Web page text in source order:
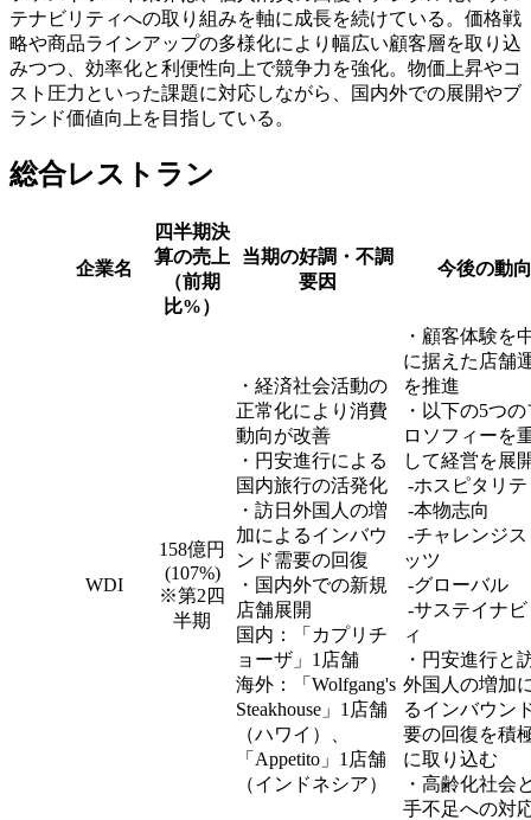
テナビリティへの取り組みを軸に成長を続けている。価格戦
略や商品ラインアップの多様化により幅広い顧客層を取り込
みつつ、効率化と利便性向上で競争力を強化。物価上昇やコ
スト圧力といった課題に対応しながら、国内外での展開やブ
ランド価値向上を目指している。
総合レストラン
企業名
四半期決
算の売上
（前期
比%）
当期の好調・不調
要因
今後の動向
WDI
158億円
(107%)
※第2四
半期
・経済社会活動の
正常化により消費
動向が改善
・円安進行による
国内旅行の活発化
・訪日外国人の増
加によるインバウ
ンド需要の回復
・国内外での新規
店舗展開
国内：「カプリチ
ョーザ」1店舗
海外：「Wolfgang's
Steakhouse」1店舗
（ハワイ）、
「Appetito」1店舗
（インドネシア）
・顧客体験を
に据えた店舗
を推進
・以下の5つ
ロソフィーを
して経営を展
-ホスピタリテ
-本物志向
-チャレンジ
ッツ
-グローバル
-サステイナ
ィ
・円安進行と
外国人の増加
るインバウン
要の回復を積
に取り込む
・高齢化社会
手不足への対